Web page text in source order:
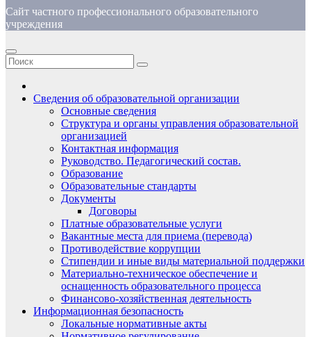
Сайт частного профессионального образовательного
учреждения
Сведения об образовательной организации
Основные сведения
Структура и органы управления образовательной
организацией
Контактная информация
Руководство. Педагогический состав.
Образование
Образовательные стандарты
Документы
Договоры
Платные образовательные услуги
Вакантные места для приема (перевода)
Противодействие коррупции
Стипендии и иные виды материальной поддержки
Материально-техническое обеспечение и
оснащенность образовательного процесса
Финансово-хозяйственная деятельность
Информационная безопасность
Локальные нормативные акты